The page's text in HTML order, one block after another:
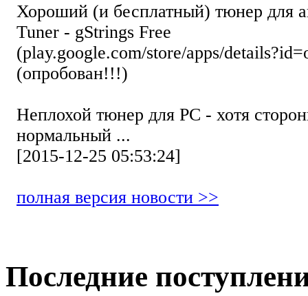
Хороший (и бесплатный) тюнер для
Tuner - gStrings Free
(play.google.com/store/apps/
(опробован!!!)
Неплохой тюнер для РС - хотя
нормальный ...
[2015-12-25 05:53:24]
полная версия новости >>
Последние